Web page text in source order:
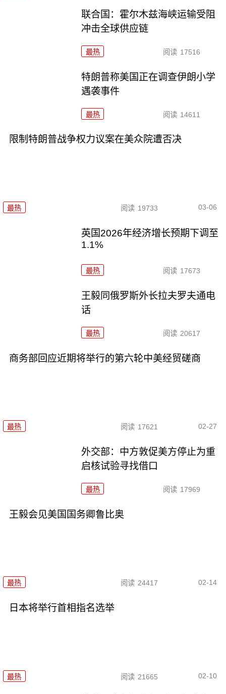
联合国：霍尔木兹海峡运输受阻
冲击全球供应链
最热 阅读 17516
特朗普称美国正在调查伊朗小学
遇袭事件
最热 阅读 14611
限制特朗普战争权力议案在美众院遭否决
最热 阅读 19733 03-06
英国2026年经济增长预期下调至
1.1%
最热 阅读 17673
王毅同俄罗斯外长拉夫罗夫通电
话
最热 阅读 20617
商务部回应近期将举行的第六轮中美经贸磋商
最热 阅读 17621 02-27
外交部：中方敦促美方停止为重
启核试验寻找借口
最热 阅读 17969
王毅会见美国国务卿鲁比奥
最热 阅读 24417 02-14
日本将举行首相指名选举
最热 阅读 21665 02-10